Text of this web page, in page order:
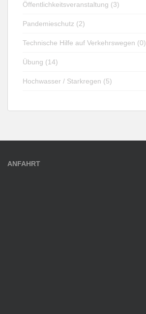
Öffentlichkeitsveranstaltung (3)
Pandemieschutz (2)
Technische Hilfe auf Verkehrswegen (0)
Übung (14)
Hochwasser / Starkregen (5)
ANFAHRT